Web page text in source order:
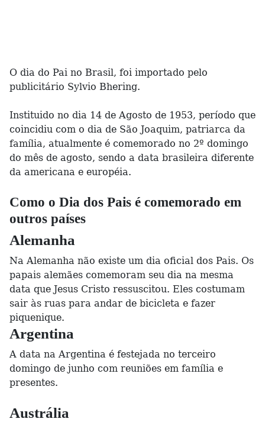
O dia do Pai no Brasil, foi importado pelo
publicitário Sylvio Bhering.
Instituido no dia 14 de Agosto de 1953, período que
coincidiu com o dia de São Joaquim, patriarca da
família, atualmente é comemorado no 2º domingo
do mês de agosto, sendo a data brasileira diferente
da americana e européia.
Como o Dia dos Pais é comemorado em
outros países
Alemanha
Na Alemanha não existe um dia oficial dos Pais. Os
papais alemães comemoram seu dia na mesma
data que Jesus Cristo ressuscitou. Eles costumam
sair às ruas para andar de bicicleta e fazer
piquenique.
Argentina
A data na Argentina é festejada no terceiro
domingo de junho com reuniões em família e
presentes.
Austrália